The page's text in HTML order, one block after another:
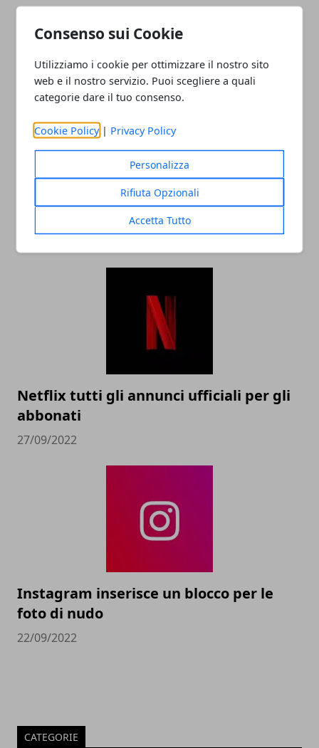
Consenso sui Cookie
Utilizziamo i cookie per ottimizzare il nostro sito
web e il nostro servizio. Puoi scegliere a quali
categorie dare il tuo consenso.
Cookie Policy | Privacy Policy
Personalizza
Rifiuta Opzionali
Accetta Tutto
ARTICOLI CORRELATI
Come usare Instagram per promuovere
la tua attività online?
Netflix tutti gli annunci ufficiali per gli
abbonati
27/09/2022
Instagram inserisce un blocco per le
foto di nudo
22/09/2022
CATEGORIE